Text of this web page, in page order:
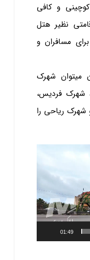
و کافی
نظیر هتل‌
مسافران و
میتوان شهرک
شهرک فردیس،
ریاحی را
01:49